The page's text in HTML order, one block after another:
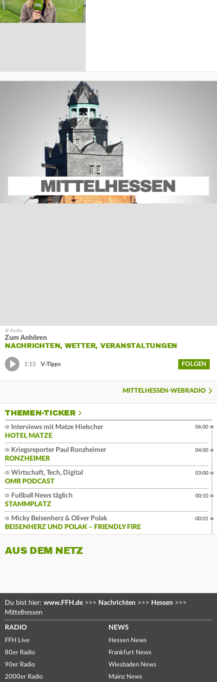
Zum Anhören
NACHRICHTEN, WETTER, VERANSTALTUNGEN
1:15 V-Tipps FOLGEN
MITTELHESSEN-WEBRADIO
THEMEN-TICKER
Interviews mit Matze Hielscher
HOTEL MATZE
06:00
Kriegsreporter Paul Ronzheimer
RONZHEIMER
04:00
Wirtschaft, Tech, Digital
OMR PODCAST
03:00
Fußball News täglich
STAMMPLATZ
00:10
Micky Beisenherz & Oliver Polak
BEISENHERZ UND POLAK – FRIENDLY FIRE
00:01
AUS DEM NETZ
Du bist hier: www.FFH.de >>> Nachrichten >>> Hessen >>>
Mittelhessen
RADIO
FFH Live
80er Radio
90er Radio
2000er Radio
NEWS
Hessen News
Frankfurt News
Wiesbaden News
Mainz News